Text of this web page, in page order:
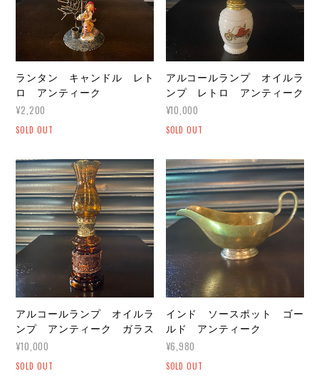
ランタン キャンドル レト
ロ アンティーク
¥2,200
SOLD OUT
アルコールランプ オイルラ
ンプ レトロ アンティーク
¥10,000
SOLD OUT
アルコールランプ オイルラ
ンプ アンティーク ガラス
¥10,000
SOLD OUT
インド ソースポット ゴー
ルド アンティーク
¥6,980
SOLD OUT